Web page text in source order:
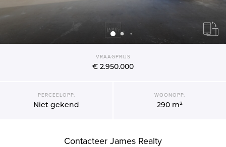
VRAAGPRIJS
€ 2.950.000
PERCEELOPP.
Niet gekend
WOONOPP.
290 m²
Contacteer James Realty